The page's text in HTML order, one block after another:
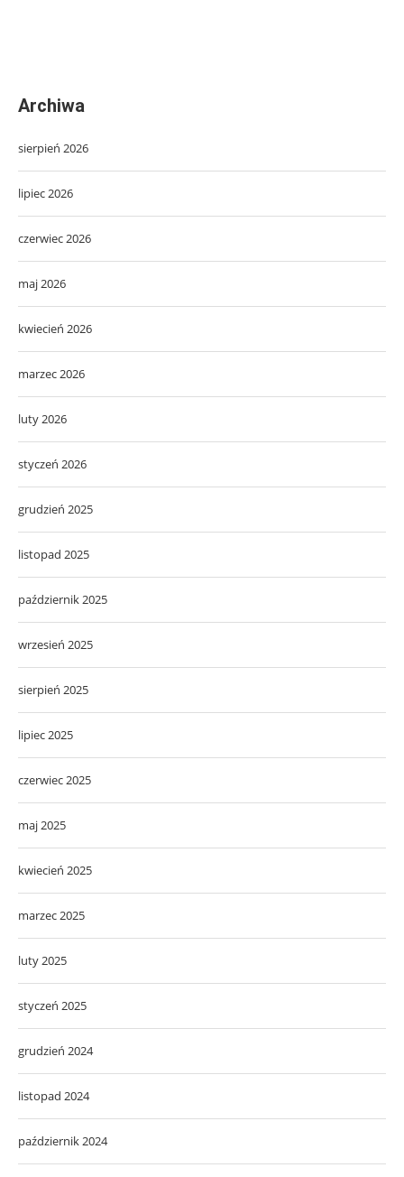
Archiwa
sierpień 2026
lipiec 2026
czerwiec 2026
maj 2026
kwiecień 2026
marzec 2026
luty 2026
styczeń 2026
grudzień 2025
listopad 2025
październik 2025
wrzesień 2025
sierpień 2025
lipiec 2025
czerwiec 2025
maj 2025
kwiecień 2025
marzec 2025
luty 2025
styczeń 2025
grudzień 2024
listopad 2024
październik 2024